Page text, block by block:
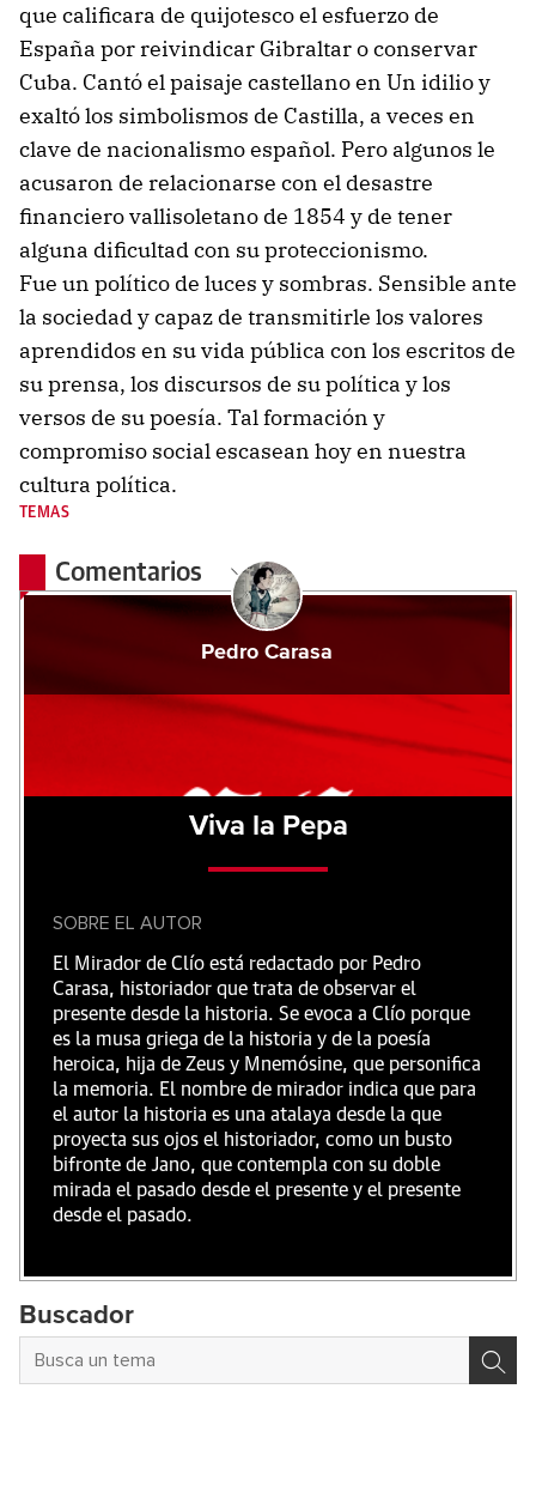
que calificara de quijotesco el esfuerzo de
España por reivindicar Gibraltar o conservar
Cuba. Cantó el paisaje castellano en Un idilio y
exaltó los simbolismos de Castilla, a veces en
clave de nacionalismo español. Pero algunos le
acusaron de relacionarse con el desastre
financiero vallisoletano de 1854 y de tener
alguna dificultad con su proteccionismo.
Fue un político de luces y sombras. Sensible ante
la sociedad y capaz de transmitirle los valores
aprendidos en su vida pública con los escritos de
su prensa, los discursos de su política y los
versos de su poesía. Tal formación y
compromiso social escasean hoy en nuestra
cultura política.
TEMAS
Comentarios
Pedro Carasa
Viva la Pepa
SOBRE EL AUTOR
El Mirador de Clío está redactado por Pedro
Carasa, historiador que trata de observar el
presente desde la historia. Se evoca a Clío porque
es la musa griega de la historia y de la poesía
heroica, hija de Zeus y Mnemósine, que personifica
la memoria. El nombre de mirador indica que para
el autor la historia es una atalaya desde la que
proyecta sus ojos el historiador, como un busto
bifronte de Jano, que contempla con su doble
mirada el pasado desde el presente y el presente
desde el pasado.
Buscador